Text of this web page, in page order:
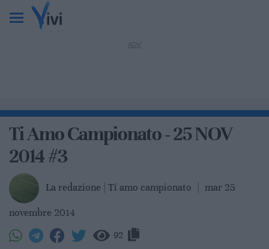
Ti Amo Campionato - 25 NOV
2014 #3
La redazione | Ti amo campionato mar 25
novembre 2014
92